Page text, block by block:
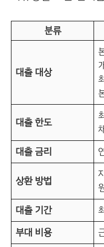
분류
대출 대상
대출 한도
대출 금리
상환 방법
대출 기간
부대 비용